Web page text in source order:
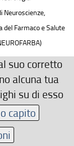
Neuroscienze,
del Farmaco e Salute
suo corretto
alcuna tua
su di esso
capito